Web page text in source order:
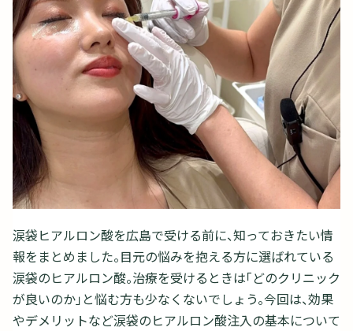
涙袋ヒアルロン酸を広島で受ける前に、知っておきたい情
報をまとめました。目元の悩みを抱える方に選ばれている
涙袋のヒアルロン酸。治療を受けるときは「どのクリニック
が良いのか」と悩む方も少なくないでしょう。今回は、効果
やデメリットなど涙袋のヒアルロン酸注入の基本について